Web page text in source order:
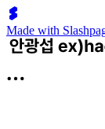
Made with